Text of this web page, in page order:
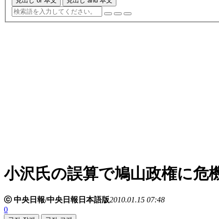
小沢氏の誤算で鳩山政権に危
ⓒ 中央日報/中央日報日本語版2010.01.15 07:48
0